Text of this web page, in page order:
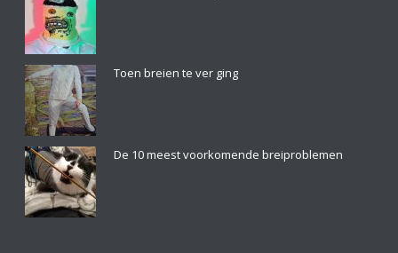
Toen breien te ver ging
De 10 meest voorkomende breiproblemen